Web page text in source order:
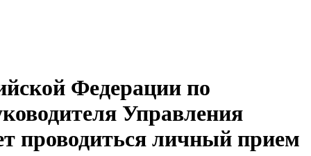
Федерации по
Управления
проводиться личный прием